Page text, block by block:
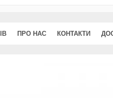
ПРО НАС КОНТАКТИ